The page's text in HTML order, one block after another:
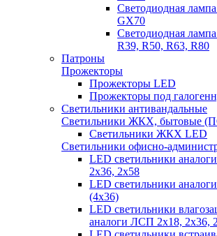
Светодиодная
GX70
Светодиодная
R39, R50, R63, R80
Патроны
Прожекторы
Прожекторы LED
Прожекторы под
Светильники антивандальные
Светильники ЖКХ, бытовые
Светильники ЖКХ LED
Светильники офисно-
LED светильники
2х36, 2х58
LED светильники
(4х36)
LED светильники
аналоги ЛСП 2х18, 2х36,